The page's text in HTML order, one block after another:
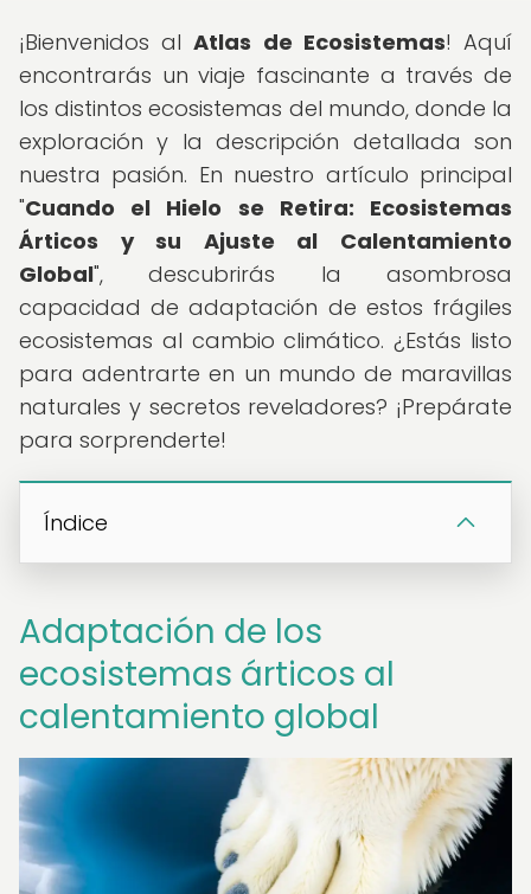
¡Bienvenidos alAtlas de Ecosistemas! Aquí
encontrarás un viaje fascinante a través de
los distintos ecosistemas del mundo, donde la
exploración y la descripción detallada son
nuestra pasión. En nuestro artículo principal
"Cuando el Hielo se Retira: Ecosistemas
Árticos y su Ajuste al Calentamiento
Global", descubrirás la asombrosa
capacidad de adaptación de estos frágiles
ecosistemas al cambio climático. ¿Estás listo
para adentrarte en un mundo de maravillas
naturales y secretos reveladores? ¡Prepárate
para sorprenderte!
Índice
Adaptación de los
ecosistemas árticos al
calentamiento global